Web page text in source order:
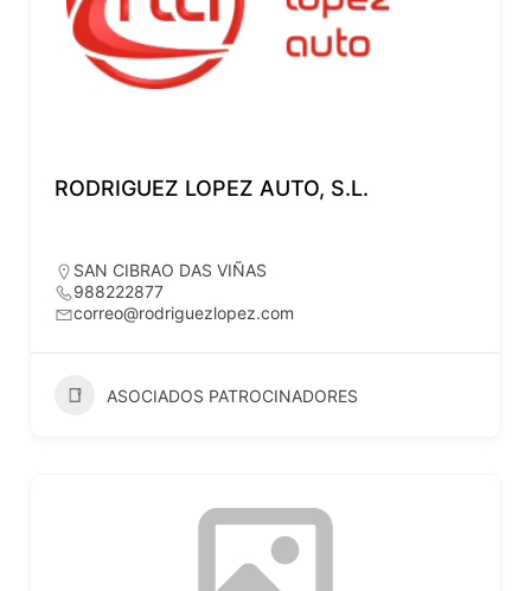
RODRIGUEZ LOPEZ AUTO, S.L.
SAN CIBRAO DAS VIÑAS
988222877
correo@rodriguezlopez.com
ASOCIADOS PATROCINADORES